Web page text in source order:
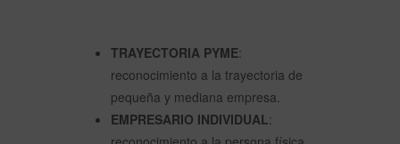
TRAYECTORIA PYME:
reconocimiento a la trayectoria de
pequeña y mediana empresa.
EMPRESARIO INDIVIDUAL: